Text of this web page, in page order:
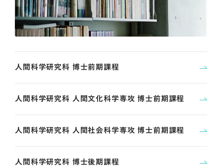
人間科学研究科 博士前期課程
人間科学研究科 人間文化科学専攻 博士前期課程
人間科学研究科 人間社会科学専攻 博士前期課程
人間科学研究科 博士後期課程